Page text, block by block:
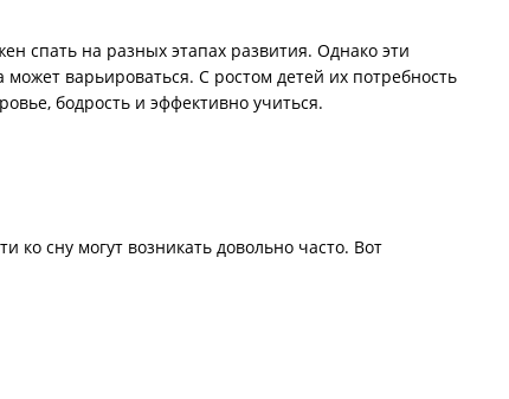
спать на разных этапах развития. Однако эти
варьироваться. С ростом детей их потребность
бодрость и эффективно учиться.
ко сну могут возникать довольно часто. Вот